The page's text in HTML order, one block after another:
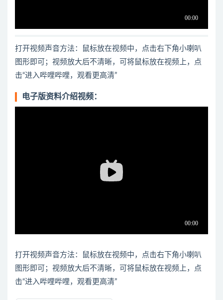
打开视频声音方法：鼠标放在视频中，点击右下角小喇叭
图形即可；视频放大后不清晰，可将鼠标放在视频上，点
击“进入哔哩哔哩，观看更高清”
电子版资料介绍视频：
打开视频声音方法：鼠标放在视频中，点击右下角小喇叭
图形即可；视频放大后不清晰，可将鼠标放在视频上，点
击“进入哔哩哔哩，观看更高清”